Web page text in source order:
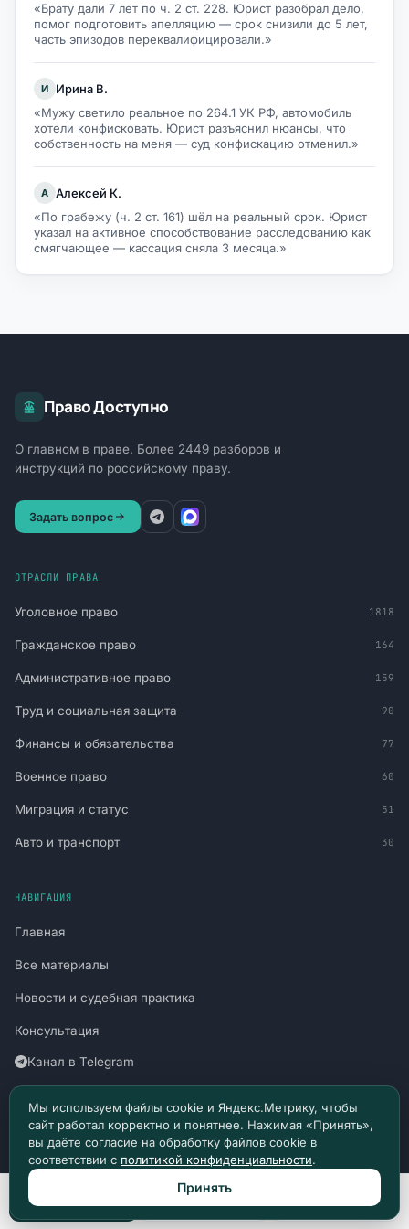
«Брату дали 7 лет по ч. 2 ст. 228. Юрист разобрал дело,
помог подготовить апелляцию — срок снизили до 5 лет,
часть эпизодов переквалифицировали.»
И
Ирина В.
«Мужу светило реальное по 264.1 УК РФ, автомобиль
хотели конфисковать. Юрист разъяснил нюансы, что
собственность на меня — суд конфискацию отменил.»
А Алексей К.
«По грабежу (ч. 2 ст. 161) шёл на реальный срок. Юрист
указал на активное способствование расследованию как
смягчающее — кассация сняла 3 месяца.»
Право Доступно
О главном в праве. Более 2449 разборов и
инструкций по российскому праву.
Задать вопрос
ОТРАСЛИ ПРАВА
Уголовное право 1818
Гражданское право 164
Административное право 159
Труд и социальная защита 90
Финансы и обязательства 77
Военное право 60
Миграция и статус 51
Авто и транспорт 30
НАВИГАЦИЯ
Главная
Все материалы
Новости и судебная практика
Консультация
Канал в Telegram
Политика конфиденциальности
Пользовательское соглашение
Мы используем файлы cookie и Яндекс.Метрику, чтобы
сайт работал корректно и понятнее. Нажимая «Принять»,
вы даёте согласие на обработку файлов cookie в
соответствии с политикой конфиденциальности.
Принять